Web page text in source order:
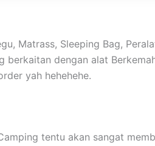
Matrass, Sleeping Bag,
berkaitan dengan alat
yah hehehehe.
tentu akan sangat